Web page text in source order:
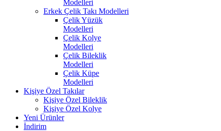
Modelleri
Erkek Çelik Takı Modelleri
Çelik Yüzük
Modelleri
Çelik Kolye
Modelleri
Çelik Bileklik
Modelleri
Çelik Küpe
Modelleri
Kişiye Özel Takılar
Kişiye Özel Bileklik
Kişiye Özel Kolye
Yeni Ürünler
İndirim